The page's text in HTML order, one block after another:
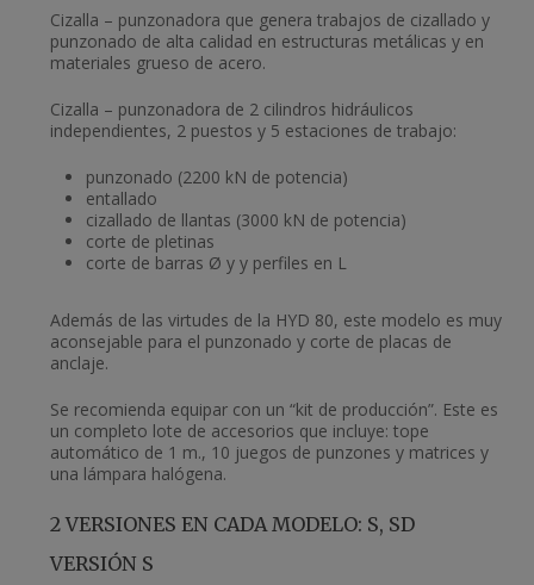
Cizalla – punzonadora que genera trabajos de cizallado y
punzonado de alta calidad en estructuras metálicas y en
materiales grueso de acero.
Cizalla – punzonadora de 2 cilindros hidráulicos
independientes, 2 puestos y 5 estaciones de trabajo:
punzonado (2200 kN de potencia)
entallado
cizallado de llantas (3000 kN de potencia)
corte de pletinas
corte de barras Ø y y perfiles en L
Además de las virtudes de la HYD 80, este modelo es muy
aconsejable para el punzonado y corte de placas de
anclaje.
Se recomienda equipar con un “kit de producción”. Este es
un completo lote de accesorios que incluye: tope
automático de 1 m., 10 juegos de punzones y matrices y
una lámpara halógena.
2 VERSIONES EN CADA MODELO: S, SD
VERSIÓN S